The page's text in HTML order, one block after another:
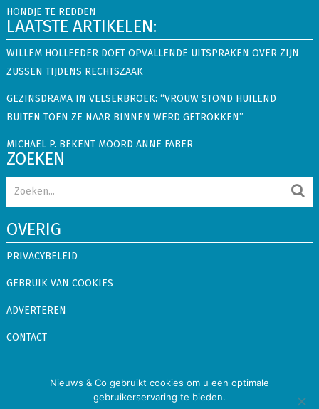
HONDJE TE REDDEN
LAATSTE ARTIKELEN:
WILLEM HOLLEEDER DOET OPVALLENDE UITSPRAKEN OVER ZIJN
ZUSSEN TIJDENS RECHTSZAAK
GEZINSDRAMA IN VELSERBROEK: “VROUW STOND HUILEND
BUITEN TOEN ZE NAAR BINNEN WERD GETROKKEN”
MICHAEL P. BEKENT MOORD ANNE FABER
ZOEKEN
OVERIG
PRIVACYBELEID
GEBRUIK VAN COOKIES
ADVERTEREN
CONTACT
Nieuws & Co Copyright © 2026. Alle rechten voorbehouden
Binnenland
Buitenland Showbizz
Nieuws & Co gebruikt cookies om u een optimale
gebruikerservaring te bieden.